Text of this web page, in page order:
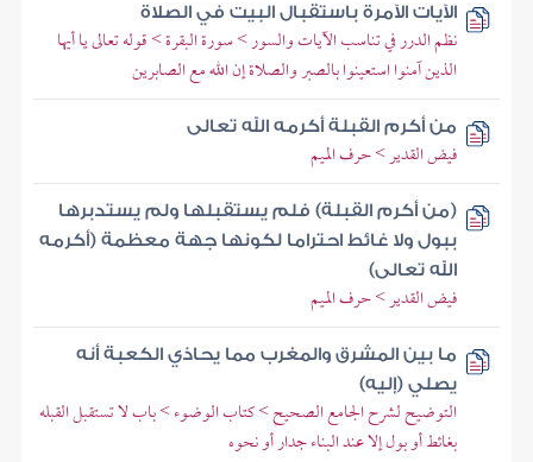
الآيات الآمرة باستقبال البيت في الصلاة
نظم الدرر في تناسب الآيات والسور > سورة البقرة > قوله تعالى يا أيها
الذين آمنوا استعينوا بالصبر والصلاة إن الله مع الصابرين
من أكرم القبلة أكرمه الله تعالى
فيض القدير > حرف الميم
(من أكرم القبلة) فلم يستقبلها ولم يستدبرها
ببول ولا غائط احتراما لكونها جهة معظمة (أكرمه
الله تعالى)
فيض القدير > حرف الميم
ما بين المشرق والمغرب مما يحاذي الكعبة أنه
يصلي (إليه)
التوضيح لشرح الجامع الصحيح > كتاب الوضوء > باب لا تستقبل القبله
بغائط أو بول إلا عند البناء جدار أو نحوه